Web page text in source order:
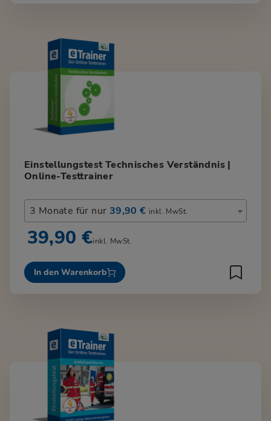
Einstellungstest Technisches Verständnis |
Online-Testtrainer
3 Monate für nur 39,90 € inkl. MwSt.
39,90 €inkl. MwSt.
In den Warenkorb